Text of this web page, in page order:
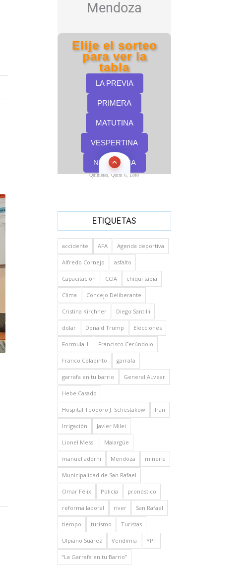
Quinielas, Quini 6, Loto
ETIQUETAS
accidente AFA Agenda deportiva
Alfredo Cornejo asfalto
Capacitación CCIA chiqui tapia
Clima Concejo Deliberante
Cristina Kirchner Diego Santilli
dolar Donald Trump Elecciones
Formula 1 Francisco Cerúndolo
Franco Colapinto garrafa
garrafa en tu barrio General ALvear
Hebe Casado
Hospital Teodoro J. Schestakow Iran
Irrigación Javier Milei
Lionel Messi Malargüe
manuel adorni Mendoza minería
Municipalidad de San Rafael
Omar Félix Policía pronóstico
reforma laboral river San Rafael
tiempo turismo Turistas
Ulpiano Suarez Vendimia YPF
“La Garrafa en tu Barrio”